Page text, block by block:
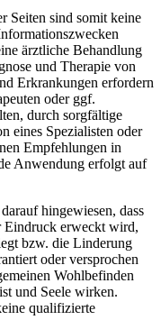
Seiten sind somit keine
ärztliche Behandlung
und Therapie von
Erkrankungen erfordern
oder ggf.
durch sorgfältige
eines Spezialisten oder
Empfehlungen in
Anwendung erfolgt auf
hingewiesen, dass
Eindruck erweckt wird,
bzw. die Linderung
oder versprochen
Wohlbefinden
und Seele wirken.
qualifizierte